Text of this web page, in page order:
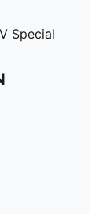
Special